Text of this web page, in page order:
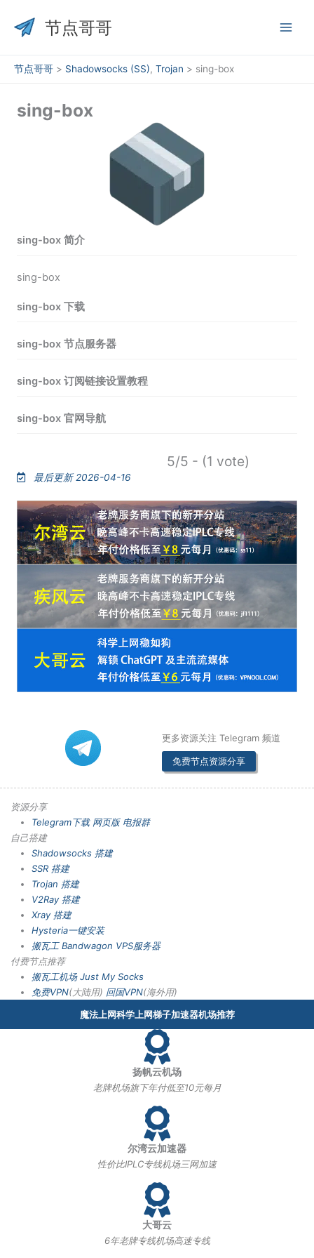
节点哥哥
节点哥哥 > Shadowsocks (SS), Trojan > sing-box
sing-box
sing-box 简介
sing-box
sing-box 下载
sing-box 节点服务器
sing-box 订阅链接设置教程
sing-box 官网导航
5/5 - (1 vote)
最后更新 2026-04-16
更多资源关注 Telegram 频道
免费节点资源分享
资源分享
Telegram下载 网页版 电报群
自己搭建
Shadowsocks 搭建
SSR 搭建
Trojan 搭建
V2Ray 搭建
Xray 搭建
Hysteria一键安装
搬瓦工 Bandwagon VPS服务器
付费节点推荐
搬瓦工机场 Just My Socks
免费VPN(大陆用) 回国VPN(海外用)
魔法上网科学上网梯子加速器机场推荐
扬帆云机场
老牌机场旗下年付低至10元每月
尔湾云加速器
性价比IPLC专线机场三网加速
大哥云
6年老牌专线机场高速专线